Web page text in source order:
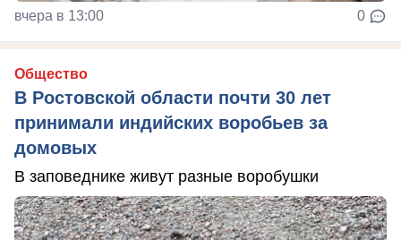
вчера в 13:00 0
Общество
В Ростовской области почти 30 лет
принимали индийских воробьев за
домовых
В заповеднике живут разные воробушки